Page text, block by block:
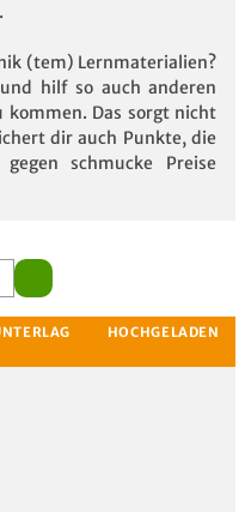
(tem) Lernmaterialien?
hilf so auch anderen
Das sorgt nicht
dir auch Punkte, die
schmucke Preise